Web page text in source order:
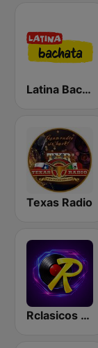
Latina Bachata
Texas Radio
Rclasicos FM 96.9